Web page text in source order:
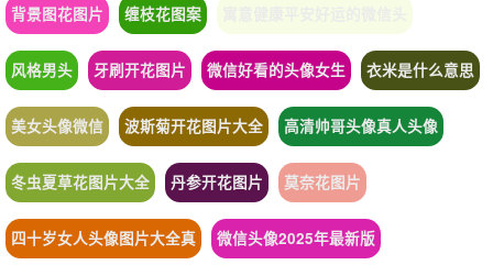
背景图花图片 缠枝花图案
风格男头 牙刷开花图片 微信好看的头像女生 衣米是什么意思
美女头像微信 波斯菊开花图片大全 高清帅哥头像真人头像
冬虫夏草花图片大全 丹参开花图片 莫奈花图片
四十岁女人头像图片大全真 微信头像2025年最新版